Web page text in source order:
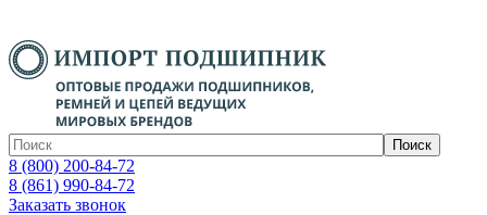
Поиск
8 (800) 200-84-72
8 (861) 990-84-72
Заказать звонок